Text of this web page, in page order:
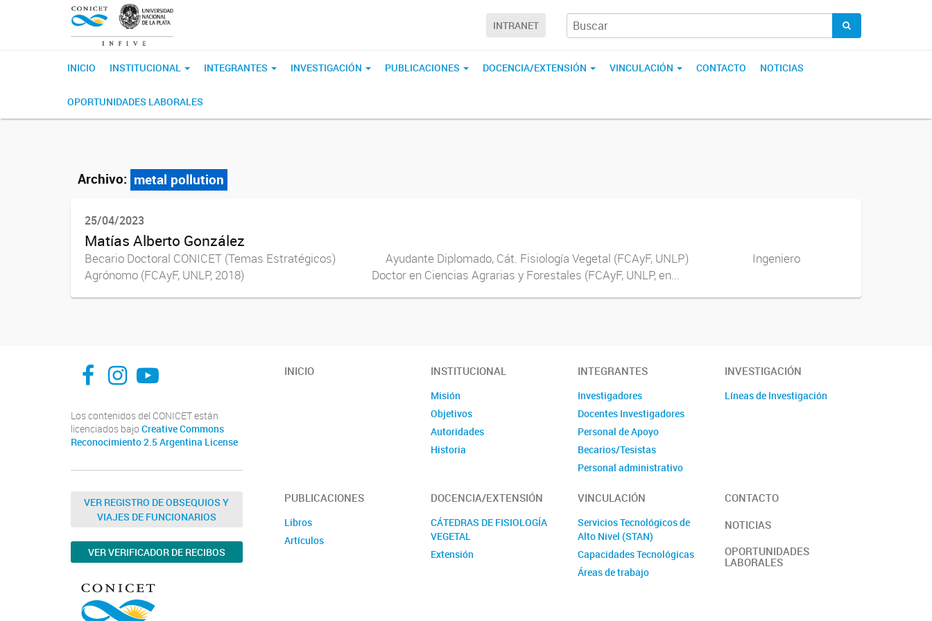
INTRANET
INICIO INSTITUCIONAL INTEGRANTES INVESTIGACIÓN PUBLICACIONES DOCENCIA/EXTENSIÓN VINCULACIÓN CONTACTO NOTICIAS
OPORTUNIDADES LABORALES
Archivo: metal pollution
25/04/2023
Matías Alberto González
Becario Doctoral CONICET (Temas Estratégicos) Ayudante Diplomado, Cát. Fisiología Vegetal (FCAyF, UNLP) Ingeniero
Agrónomo (FCAyF, UNLP, 2018) Doctor en Ciencias Agrarias y Forestales (FCAyF, UNLP, en...
INFIVE La Platainstitutodefisiologiavegetal
Instituto de Fisiología Vegetal, La Plata
Los contenidos del CONICET están
licenciados bajo Creative Commons
Reconocimiento 2.5 Argentina License
VER REGISTRO DE OBSEQUIOS Y
VIAJES DE FUNCIONARIOS
VER VERIFICADOR DE RECIBOS
INICIO INSTITUCIONAL
Misión
Objetivos
Autoridades
Historia
INTEGRANTES
Investigadores
Docentes Investigadores
Personal de Apoyo
Becarios/Tesistas
Personal administrativo
Ex integrantes
Violencia laboral y de género
INVESTIGACIÓN
Líneas de Investigación
PUBLICACIONES
Libros
Artículos
DOCENCIA/EXTENSIÓN
CÁTEDRAS DE FISIOLOGÍA
VEGETAL
Extensión
VINCULACIÓN
Servicios Tecnológicos de
Alto Nivel (STAN)
Capacidades Tecnológicas
Áreas de trabajo
CONTACTO
NOTICIAS
OPORTUNIDADES
LABORALES